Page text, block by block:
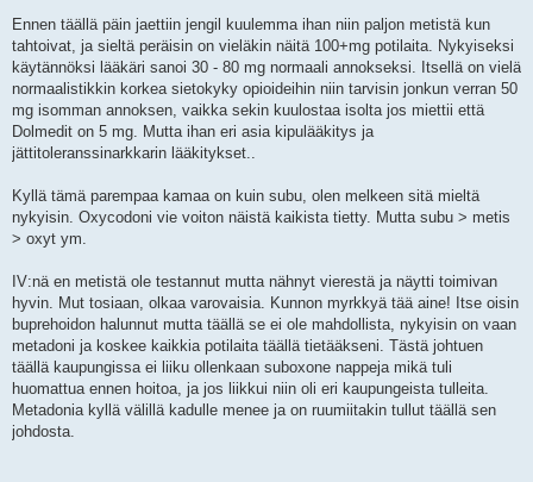
Ennen täällä päin jaettiin jengil kuulemma ihan niin paljon metistä kun
tahtoivat, ja sieltä peräisin on vieläkin näitä 100+mg potilaita. Nykyiseksi
käytännöksi lääkäri sanoi 30 - 80 mg normaali annokseksi. Itsellä on vielä
normaalistikkin korkea sietokyky opioideihin niin tarvisin jonkun verran 50
mg isomman annoksen, vaikka sekin kuulostaa isolta jos miettii että
Dolmedit on 5 mg. Mutta ihan eri asia kipulääkitys ja
jättitoleranssinarkkarin lääkitykset..
Kyllä tämä parempaa kamaa on kuin subu, olen melkeen sitä mieltä
nykyisin. Oxycodoni vie voiton näistä kaikista tietty. Mutta subu > metis
> oxyt ym.
IV:nä en metistä ole testannut mutta nähnyt vierestä ja näytti toimivan
hyvin. Mut tosiaan, olkaa varovaisia. Kunnon myrkkyä tää aine! Itse oisin
buprehoidon halunnut mutta täällä se ei ole mahdollista, nykyisin on vaan
metadoni ja koskee kaikkia potilaita täällä tietääkseni. Tästä johtuen
täällä kaupungissa ei liiku ollenkaan suboxone nappeja mikä tuli
huomattua ennen hoitoa, ja jos liikkui niin oli eri kaupungeista tulleita.
Metadonia kyllä välillä kadulle menee ja on ruumiitakin tullut täällä sen
johdosta.